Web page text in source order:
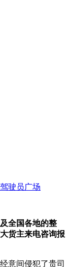
驶员广场
全国各地的整
货主来电咨询报
意间侵犯了贵司